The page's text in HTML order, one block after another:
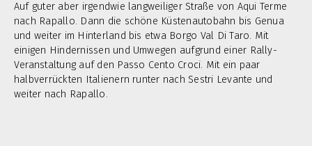
Auf guter aber irgendwie langweiliger Straße von Aqui Terme
nach Rapallo. Dann die schöne Küstenautobahn bis Genua
und weiter im Hinterland bis etwa Borgo Val Di Taro. Mit
einigen Hindernissen und Umwegen aufgrund einer Rally-
Veranstaltung auf den Passo Cento Croci. Mit ein paar
halbverrückten Italienern runter nach Sestri Levante und
weiter nach Rapallo.